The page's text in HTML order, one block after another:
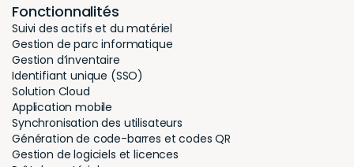
Fonctionnalités
Suivi des actifs et du matériel
Gestion de parc informatique
Gestion d’inventaire
Identifiant unique (SSO)
Solution Cloud
Application mobile
Synchronisation des utilisateurs
Génération de code-barres et codes QR
Gestion de logiciels et licences